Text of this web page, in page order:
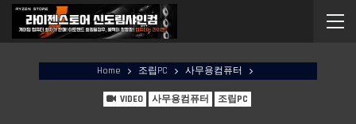
Home 조립PC 사무용컴퓨터
VIDEO 사무용컴퓨터 조립PC